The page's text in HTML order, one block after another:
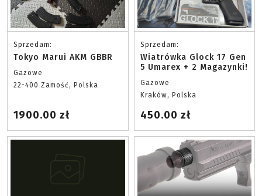
Sprzedam:
Tokyo Marui AKM GBBR
Gazowe
22-400 Zamość, Polska
1900.00 zł
Sprzedam:
Wiatrówka Glock 17 Gen
5 Umarex + 2 Magazynki!
Gazowe
Kraków, Polska
450.00 zł